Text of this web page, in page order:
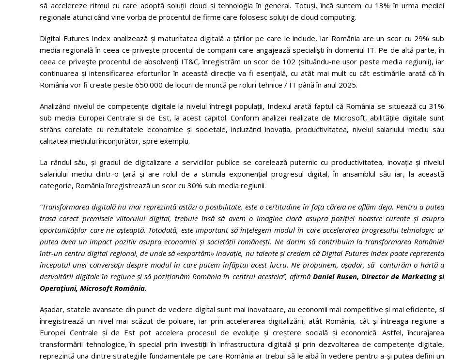
să accelereze ritmul cu care adoptă soluții cloud și tehnologia în general. Totuși, încă suntem cu 13% în urma mediei
regionale atunci când vine vorba de procentul de firme care folosesc soluții de cloud computing.
Digital Futures Index analizează și maturitatea digitală a țărilor pe care le include, iar România are un scor cu 29% sub
media regională în ceea ce privește procentul de companii care angajează specialiști în domeniul IT. Pe de altă parte, în
ceea ce privește procentul de absolvenți IT&C, înregistrăm un scor de 102 (situându-ne ușor peste media regiunii), iar
continuarea și intensificarea eforturilor în această direcție va fi esențială, cu atât mai mult cu cât estimările arată că în
România vor fi create peste 650.000 de locuri de muncă pe roluri tehnice / IT până în anul 2025.
Analizând nivelul de competențe digitale la nivelul întregii populații, Indexul arată faptul că România se situează cu 31%
sub media Europei Centrale si de Est, la acest capitol. Conform analizei realizate de Microsoft, abilitățile digitale sunt
strâns corelate cu rezultatele economice și societale, incluzând inovația, productivitatea, nivelul salariului mediu sau
calitatea mediului înconjurător, spre exemplu.
La rândul său, și gradul de digitalizare a serviciilor publice se corelează puternic cu productivitatea, inovația și nivelul
salariului mediu dintr-o țară și are rolul de a stimula exponențial progresul digital, în ansamblul său iar, la această
categorie, România înregistrează un scor cu 30% sub media regiunii.
“Transformarea digitală nu mai reprezintă astăzi o posibilitate, este o certitudine în fața căreia ne aflăm deja. Pentru a putea
trasa corect premisele viitorului digital, trebuie însă să avem o imagine clară asupra poziției noastre curente și asupra
oportunităților care ne așteaptă. Totodată, este important să înțelegem modul în care accelerarea progresului tehnologic ar
putea avea un impact pozitiv asupra economiei și societății românești. Ne dorim să contribuim la transformarea României
într-un centru digital regional, de unde să «exportăm» inovație, nu talente și credem că Digital Futures Index poate reprezenta
începutul unei conversații despre modul în care putem înfăptui acest lucru. Ne propunem, așadar, să conturăm o hartă a
dezvoltării digitale în regiune și să poziționăm România în centrul acesteia”, afirmă Daniel Rusen, Director de Marketing și
Operațiuni, Microsoft România.
Așadar, statele avansate din punct de vedere digital sunt mai inovatoare, au economii mai competitive și mai eficiente, și
înregistrează un nivel mai scăzut de poluare, iar prin accelerarea digitalizării, atât România, cât și întreaga regiune a
Europei Centrale și de Est pot accelera procesul de evoluție și creștere socială și economică. Astfel, încurajarea
transformării tehnologice, în special prin investiții în infrastructura digitală și prin dezvoltarea de competențe digitale,
reprezintă una dintre strategiile fundamentale pe care România ar trebui să le aibă în vedere pentru a-și putea defini un